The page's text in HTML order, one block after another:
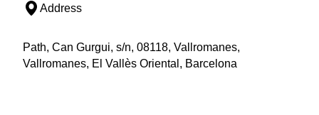
Address
Path, Can Gurgui, s/n, 08118, Vallromanes,
Vallromanes, El Vallès Oriental, Barcelona